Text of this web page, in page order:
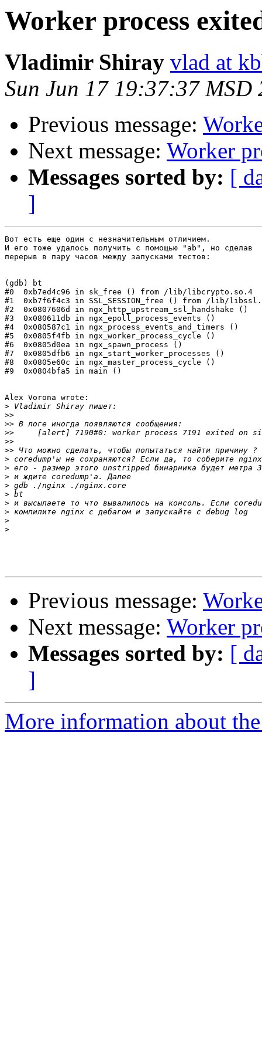
Worker process
Vladimir Shiray vlad at
Sun Jun 17 19:37:37 MSD
Previous message:
Next message: Worker
Messages sorted by: [
]
Вот есть еще один с незначительным отличием.
И его тоже удалось получить с помощью "ab", но сделав
перерыв в пару часов между запусками тестов:
(gdb) bt
#0  0xb7ed4c96 in sk_free () from /lib/libcrypto.so.4
#1  0xb7f6f4c3 in SSL_SESSION_free () from /lib/
#2  0x0807606d in ngx_http_upstream_ssl_handshake ()
#3  0x080611db in ngx_epoll_process_events ()
#4  0x080587c1 in ngx_process_events_and_timers ()
#5  0x0805f4fb in ngx_worker_process_cycle ()
#6  0x0805d0ea in ngx_spawn_process ()
#7  0x0805dfb6 in ngx_start_worker_processes ()
#8  0x0805e60c in ngx_master_process_cycle ()
#9  0x0804bfa5 in main ()
Alex Vorona wrote:
>
>>
>>
>>
>>
>>
>
>
>
>
>
>
>
>
>
Previous message:
Next message: Worker
Messages sorted by: [
]
More information about